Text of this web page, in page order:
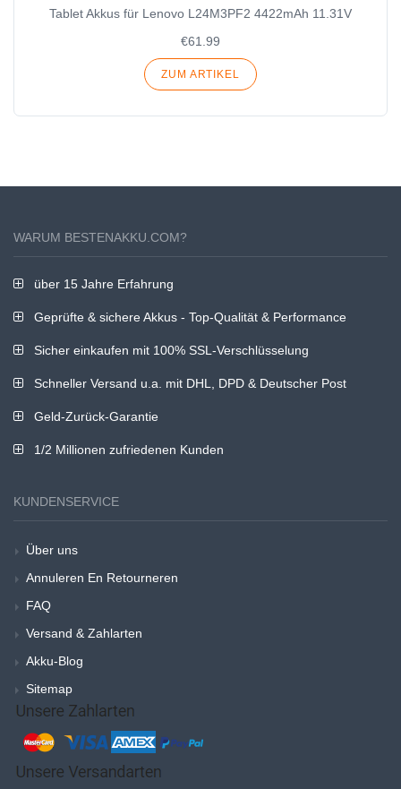
Tablet Akkus für Lenovo L24M3PF2 4422mAh 11.31V
€61.99
ZUM ARTIKEL
WARUM BESTENAKKU.COM?
über 15 Jahre Erfahrung
Geprüfte & sichere Akkus - Top-Qualität & Performance
Sicher einkaufen mit 100% SSL-Verschlüsselung
Schneller Versand u.a. mit DHL, DPD & Deutscher Post
Geld-Zurück-Garantie
1/2 Millionen zufriedenen Kunden
KUNDENSERVICE
Über uns
Annuleren En Retourneren
FAQ
Versand & Zahlarten
Akku-Blog
Sitemap